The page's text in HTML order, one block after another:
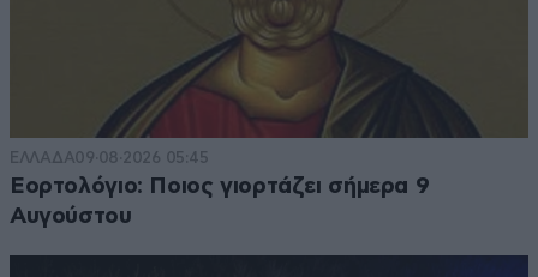
ΕΛΛΑΔΑ09·08·2026 05:45
Εορτολόγιο: Ποιος γιορτάζει σήμερα 9
Αυγούστου